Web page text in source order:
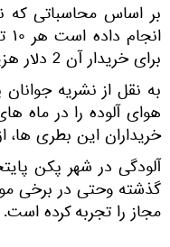
بر اساس محاسباتی
برای خریدار آن 2 دلار هزینه خواهد داشت.
به نقل از نشریه
هوای آلوده را در ماه
خریداران این بطری ها،
آلودگی در شهر پکن
مجاز را تجربه کرده است.